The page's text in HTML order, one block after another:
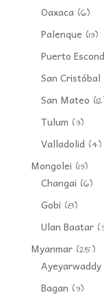
Oaxaca(6)
Palenque (13)
Puerto
San Cristóbal
San Mateo
Tulum (3)
Valladolid(4)
Mongolei (13)
Changai (6)
Gobi (8)
Ulan Baatar
Myanmar(25)
Ayeyarwaddy
Bagan (3)